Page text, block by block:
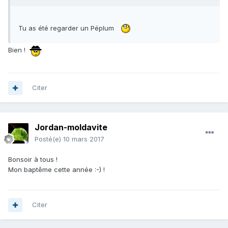
Tu as été regarder un Péplum
Bien !
Citer
Jordan-moldavite
Posté(e) 10 mars 2017
Bonsoir à tous !
Mon baptême cette année :-) !
Citer